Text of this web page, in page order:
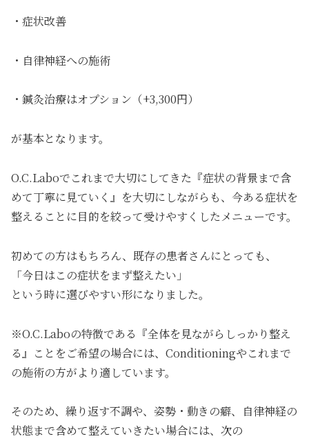
・症状改善
・自律神経への施術
・鍼灸治療はオプション（+3,300円）
が基本となります。
O.C.Laboでこれまで大切にしてきた『症状の背景まで含
めて丁寧に見ていく』を大切にしながらも、今ある症状を
整えることに目的を絞って受けやすくしたメニューです。
初めての方はもちろん、既存の患者さんにとっても、
「今日はこの症状をまず整えたい」
という時に選びやすい形になりました。
※O.C.Laboの特徴である『全体を見ながらしっかり整え
る』ことをご希望の場合には、Conditioningやこれまで
の施術の方がより適しています。
そのため、繰り返す不調や、姿勢・動きの癖、自律神経の
状態まで含めて整えていきたい場合には、次の